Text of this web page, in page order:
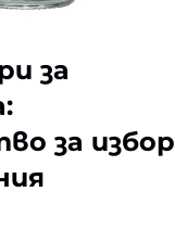
за
за избор